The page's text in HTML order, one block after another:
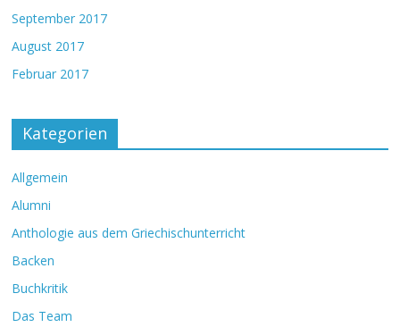
September 2017
August 2017
Februar 2017
Kategorien
Allgemein
Alumni
Anthologie aus dem Griechischunterricht
Backen
Buchkritik
Das Team